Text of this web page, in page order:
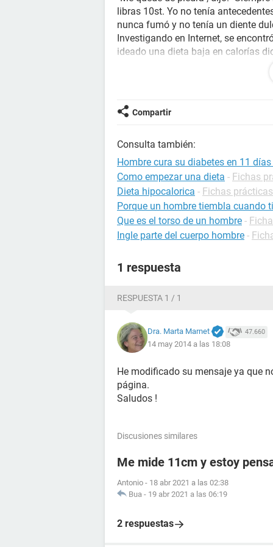
libras 10st. Yo no tenía
nunca fumó y no tenía un diente
Investigando en Internet, se
ideado una dieta baja en calorías
Esta se componía de 600 calorías
por Roy Taylor, profesor de
Se basa en el hecho de que la
control de azúcar en la sangre.
Los estudios del profesor Taylor
en modo de hambre y quemar las
alrededor de los órganos parece
Esto lleva a que el hígado y el
de azúcar en la sangre regresan a
Con el consentimiento de su
en los medios de comunicación,
Él dijo: "Sobrevivir en una sopa, dos
"Me pegué a la dieta durante 11
pasado año y me he mantenido a
El profesor Taylor dijo: "A pesar de
constantemente se está
Me pegué a la dieta durante 11
no saludable para diabéticos
Compartir
Consulta también:
Hombre cura su diabetes en 11
Como empezar una dieta - Fichas
Dieta hipocalorica - Fichas
Porque un hombre tiembla cuando
Que es el torso de un hombre -
Ingle parte del cuerpo hombre -
1 respuesta
RESPUESTA 1 / 1
Dra. Marta Marnet 47.660
14 may 2014 a las 18:08
He modificado su mensaje ya que
página.
Saludos !
Discusiones similares
Me mide 11cm y estoy
Antonio - 18 abr 2021 a las 02:38
Bua - 19 abr 2021 a las 06:19
2 respuestas